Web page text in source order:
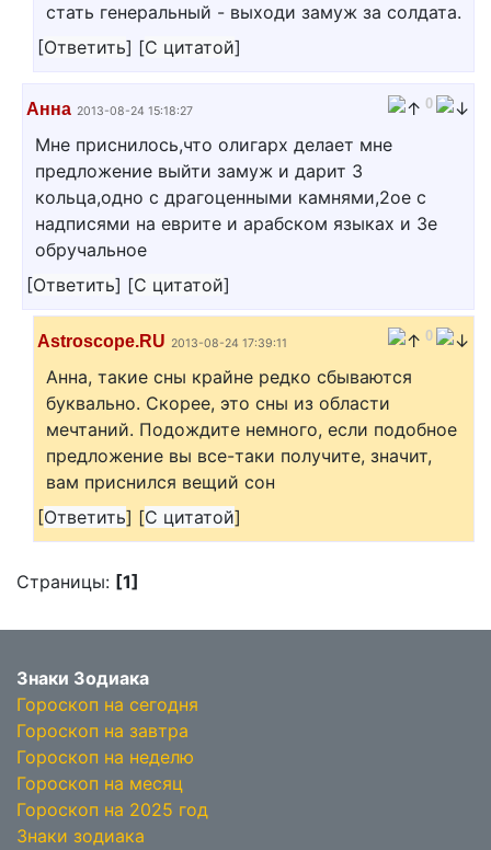
стать генеральный - выходи замуж за солдата.
[Ответить] [С цитатой]
Анна 2013-08-24 15:18:27 0
Мне приснилось,что олигарх делает мне
предложение выйти замуж и дарит 3
кольца,одно с драгоценными камнями,2ое с
надписями на еврите и арабском языках и 3е
обручальное
[Ответить] [С цитатой]
Astroscope.RU 2013-08-24 17:39:11 0
Анна, такие сны крайне редко сбываются
буквально. Скорее, это сны из области
мечтаний. Подождите немного, если подобное
предложение вы все-таки получите, значит,
вам приснился вещий сон
[Ответить] [С цитатой]
Страницы: [1]
Знаки Зодиака
Гороскоп на сегодня
Гороскоп на завтра
Гороскоп на неделю
Гороскоп на месяц
Гороскоп на 2025 год
Знаки зодиака